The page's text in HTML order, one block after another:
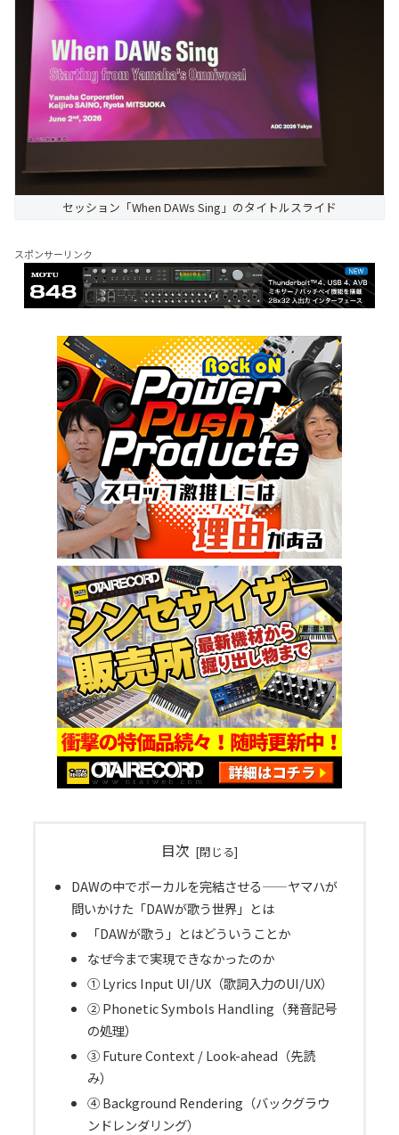
セッション「When DAWs Sing」のタイトルスライド
スポンサーリンク
目次
DAWの中でボーカルを完結させる——ヤマハが
問いかけた「DAWが歌う世界」とは
「DAWが歌う」とはどういうことか
なぜ今まで実現できなかったのか
① Lyrics Input UI/UX（歌詞入力のUI/UX）
② Phonetic Symbols Handling（発音記号
の処理）
③ Future Context / Look-ahead（先読
み）
④ Background Rendering（バックグラウ
ンドレンダリング）